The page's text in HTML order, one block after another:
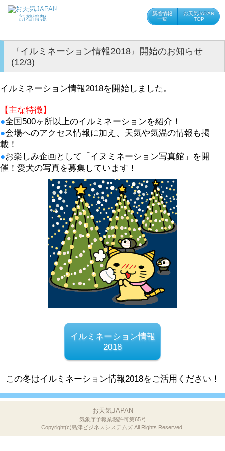
新着情報
新着情報
一覧
お天気JAPAN
TOP
『イルミネーション情報2018』開始のお知らせ
(12/3)
イルミネーション情報2018を開始しました。
【主な特徴】
●全国500ヶ所以上のイルミネーションを紹介！
●会場へのアクセス情報に加え、天気や気温の情報も掲
載！
●お楽しみ企画として「イヌミネーション写真館」を開
催！愛犬の写真を募集しています！
イルミネーション情報
2018
この冬はイルミネーション情報2018をご活用ください！
お天気JAPAN
気象庁予報業務許可第65号
Copyright(c)島津ビジネスシステムズ All Rights Reserved.